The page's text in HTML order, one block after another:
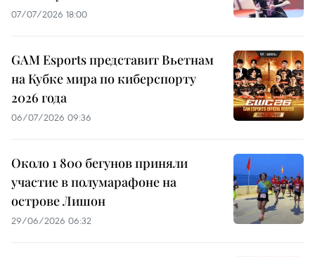
07/07/2026 18:00
GAM Esports представит Вьетнам
на Кубке мира по киберспорту
2026 года
06/07/2026 09:36
Около 1 800 бегунов приняли
участие в полумарафоне на
острове Лишон
29/06/2026 06:32